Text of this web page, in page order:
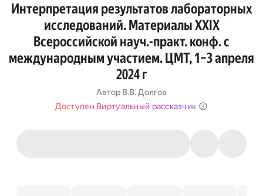
Интерпретация результатов лабораторных
исследований. Материалы XXIX
Всероссийской науч.-практ. конф. с
международным участием. ЦМТ, 1–3 апреля
2024 г
Автор В.В. Долгов
Доступен Виртуальный рассказчик